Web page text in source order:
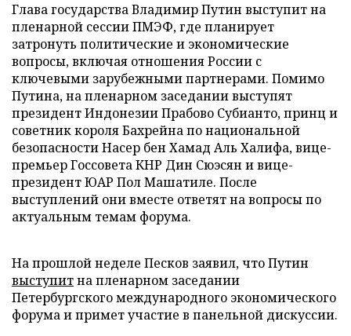
Глава государства Владимир Путин выступит на
пленарной сессии ПМЭФ, где планирует
затронуть политические и экономические
вопросы, включая отношения России с
ключевыми зарубежными партнерами. Помимо
Путина, на пленарном заседании выступят
президент Индонезии Прабово Субианто, принц и
советник короля Бахрейна по национальной
безопасности Насер бен Хамад Аль Халифа, вице-
премьер Госсовета КНР Дин Сюэсян и вице-
президент ЮАР Пол Машатиле. После
выступлений они вместе ответят на вопросы по
актуальным темам форума.
На прошлой неделе Песков заявил, что Путин
выступитна пленарном заседании
Петербургского международного экономического
форума и примет участие в панельной дискуссии.